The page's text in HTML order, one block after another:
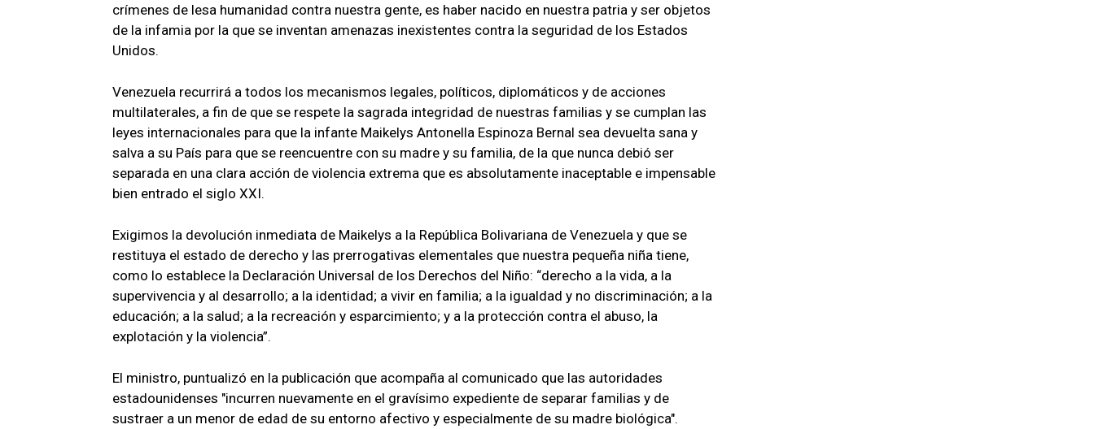
crímenes de lesa humanidad contra nuestra gente, es haber nacido en nuestra patria y ser objetos
de la infamia por la que se inventan amenazas inexistentes contra la seguridad de los Estados
Unidos.
Venezuela recurrirá a todos los mecanismos legales, políticos, diplomáticos y de acciones
multilaterales, a fin de que se respete la sagrada integridad de nuestras familias y se cumplan las
leyes internacionales para que la infante Maikelys Antonella Espinoza Bernal sea devuelta sana y
salva a su País para que se reencuentre con su madre y su familia, de la que nunca debió ser
separada en una clara acción de violencia extrema que es absolutamente inaceptable e impensable
bien entrado el siglo XXI.
Exigimos la devolución inmediata de Maikelys a la República Bolivariana de Venezuela y que se
restituya el estado de derecho y las prerrogativas elementales que nuestra pequeña niña tiene,
como lo establece la Declaración Universal de los Derechos del Niño: “derecho a la vida, a la
supervivencia y al desarrollo; a la identidad; a vivir en familia; a la igualdad y no discriminación; a la
educación; a la salud; a la recreación y esparcimiento; y a la protección contra el abuso, la
explotación y la violencia”.
El ministro, puntualizó en la publicación que acompaña al comunicado que las autoridades
estadounidenses "incurren nuevamente en el gravísimo expediente de separar familias y de
sustraer a un menor de edad de su entorno afectivo y especialmente de su madre biológica".